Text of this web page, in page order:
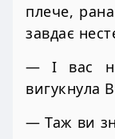
плече,
завдає
— І вас не
вигукнула
— Таж ви